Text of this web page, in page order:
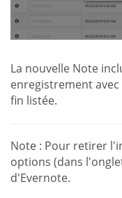
La nouvelle Note
enregistrement
fin listée.
Note : Pour retirer
options (dans
d'Evernote.